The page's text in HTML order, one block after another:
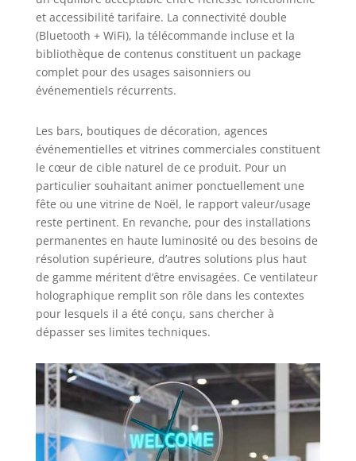
et accessibilité tarifaire. La connectivité double
(Bluetooth + WiFi), la télécommande incluse et la
bibliothèque de contenus constituent un package
complet pour des usages saisonniers ou
événementiels récurrents.
Les bars, boutiques de décoration, agences
événementielles et vitrines commerciales constituent
le cœur de cible naturel de ce produit. Pour un
particulier souhaitant animer ponctuellement une
fête ou une vitrine de Noël, le rapport valeur/usage
reste pertinent. En revanche, pour des installations
permanentes en haute luminosité ou des besoins de
résolution supérieure, d’autres solutions plus haut
de gamme méritent d’être envisagées. Ce ventilateur
holographique remplit son rôle dans les contextes
pour lesquels il a été conçu, sans chercher à
dépasser ses limites techniques.